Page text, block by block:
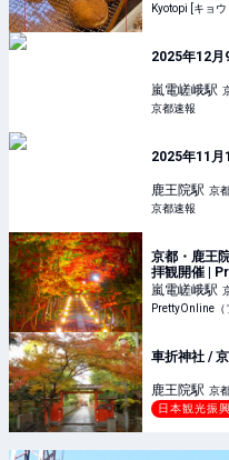
Kyotopi [キョ
2025年12
嵐電嵯峨駅
京都速報
2025年11
鹿王院駅 京
京都速報
京都・鹿王
拝観開催 |
嵐電嵯峨駅
PrettyOnline（
車折神社 /
鹿王院駅 京
日本観光振